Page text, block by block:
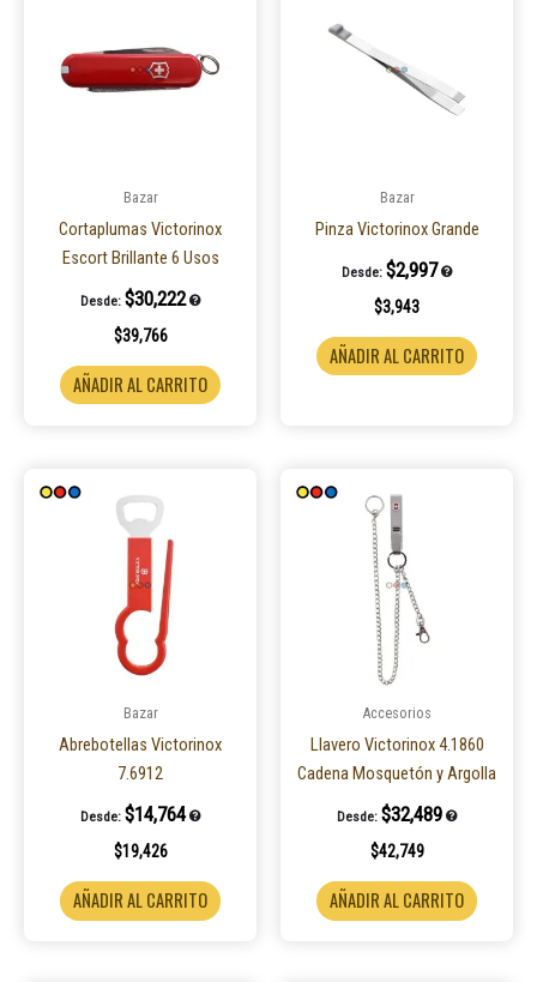
Bazar
Cortaplumas Victorinox
Escort Brillante 6 Usos
Desde: $30,222
$39,766
AÑADIR AL CARRITO
Bazar
Pinza Victorinox Grande
Desde: $2,997
$3,943
AÑADIR AL CARRITO
Bazar
Abrebotellas Victorinox
7.6912
Desde: $14,764
$19,426
AÑADIR AL CARRITO
Accesorios
Llavero Victorinox 4.1860
Cadena Mosquetón y Argolla
Desde: $32,489
$42,749
AÑADIR AL CARRITO